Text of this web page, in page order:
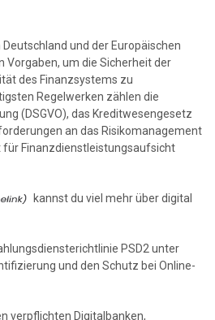
und der Europäischen
Vorgaben, um die Sicherheit der
des Finanzsystems zu
Regelwerken zählen die
(DSGVO), das Kreditwesengesetz
an das Risikomanagement
für Finanzdienstleistungsaufsicht
kannst du viel mehr über digital
PSD2 unter
und den Schutz bei Online-
verpflichten Digitalbanken,